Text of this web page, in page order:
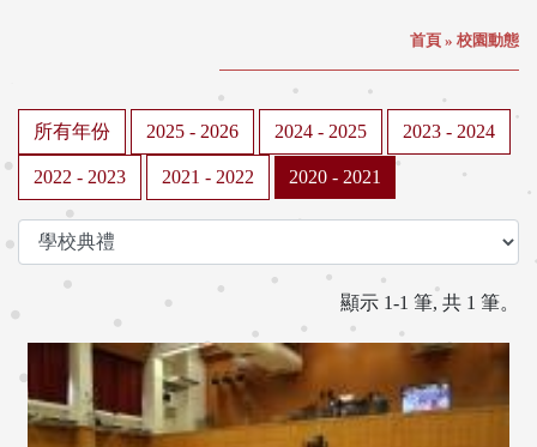
首頁 » 校園動態
所有年份 2025 - 2026 2024 - 2025 2023 - 2024
2022 - 2023 2021 - 2022 2020 - 2021
顯示 1-1 筆, 共 1 筆。